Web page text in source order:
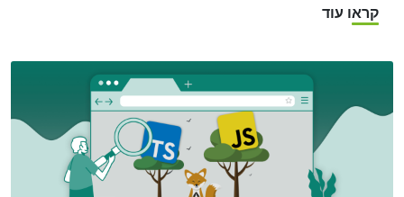
קראו עוד